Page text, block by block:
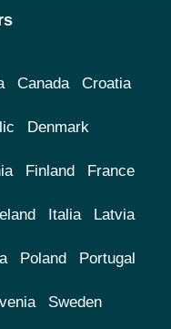
Canada Croatia
Denmark
Finland France
Italia Latvia
Poland Portugal
Sweden